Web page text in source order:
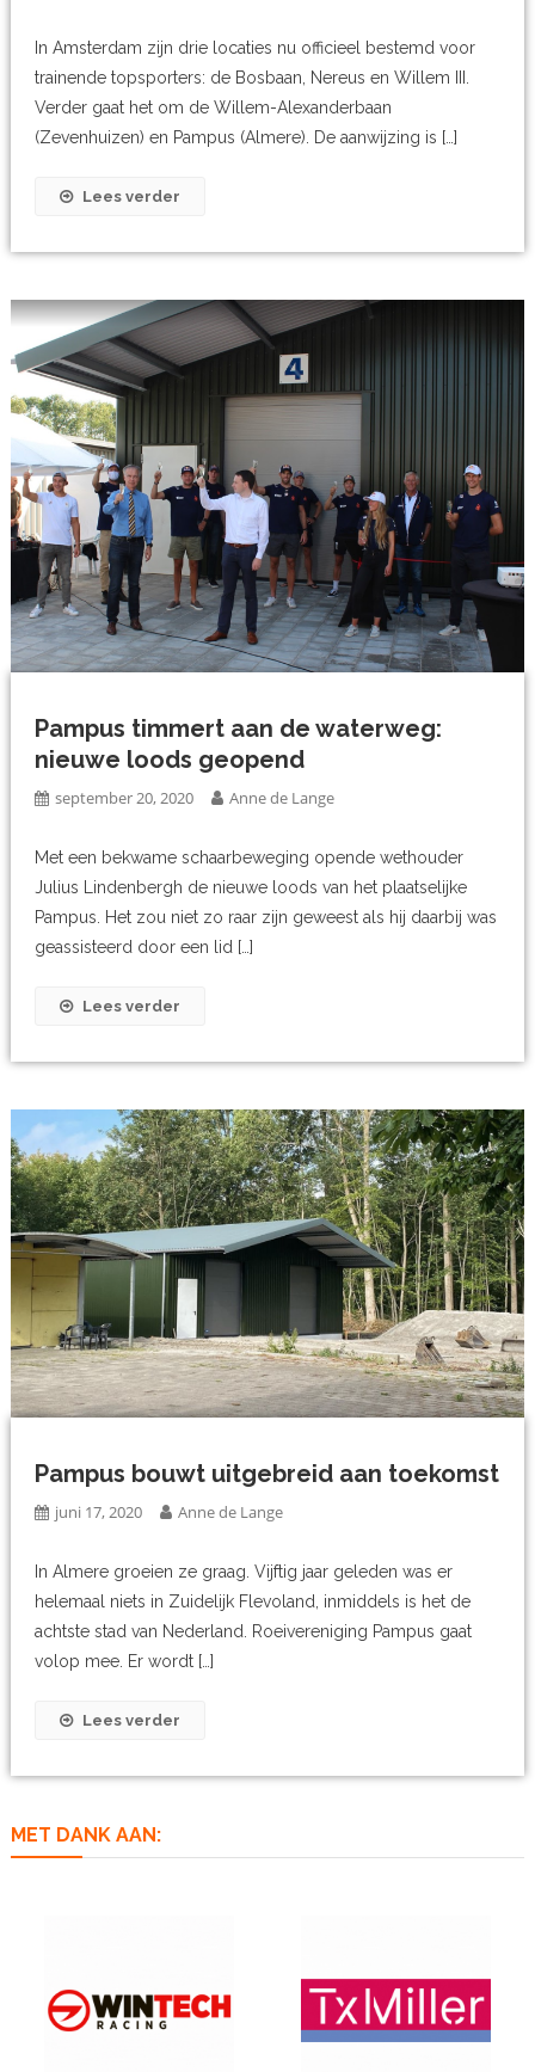
In Amsterdam zijn drie locaties nu officieel bestemd voor
trainende topsporters: de Bosbaan, Nereus en Willem III.
Verder gaat het om de Willem-Alexanderbaan
(Zevenhuizen) en Pampus (Almere). De aanwijzing is […]
Lees verder
Pampus timmert aan de waterweg:
nieuwe loods geopend
september 20, 2020 Anne de Lange
Met een bekwame schaarbeweging opende wethouder
Julius Lindenbergh de nieuwe loods van het plaatselijke
Pampus. Het zou niet zo raar zijn geweest als hij daarbij was
geassisteerd door een lid […]
Lees verder
Pampus bouwt uitgebreid aan toekomst
juni 17, 2020 Anne de Lange
In Almere groeien ze graag. Vijftig jaar geleden was er
helemaal niets in Zuidelijk Flevoland, inmiddels is het de
achtste stad van Nederland. Roeivereniging Pampus gaat
volop mee. Er wordt […]
Lees verder
MET DANK AAN: